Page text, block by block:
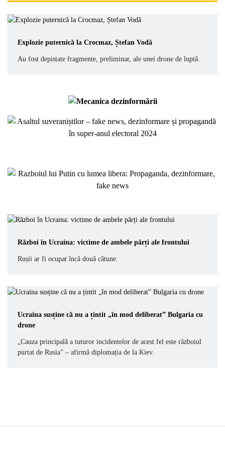
Explozie puternică la Crocmaz, Ștefan Vodă
Au fost depistate fragmente, preliminar, ale unei drone de luptǎ.
Război în Ucraina: victime de ambele părți ale frontului
Rușii ar fi ocupat încă două cătune.
Ucraina susține că nu a țintit „în mod deliberat” Bulgaria cu
drone
„Cauza principală a tuturor incidentelor de acest fel este războiul
purtat de Rusia” – afirmă diplomația de la Kiev.